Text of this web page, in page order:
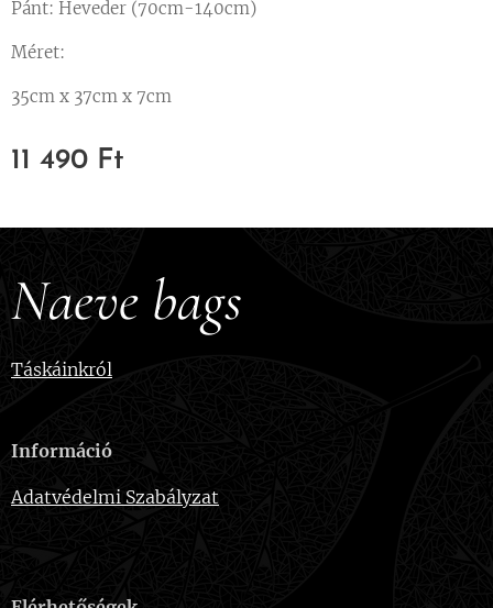
Pánt: Heveder (70cm-140cm)
Méret:
35cm x 37cm x 7cm
11 490 Ft
Naeve bags
Táskáinkról
Információ
Adatvédelmi Szabályzat